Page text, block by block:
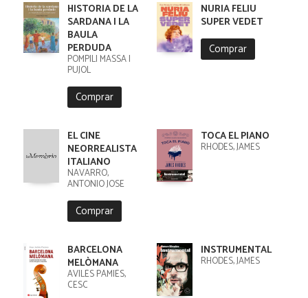
HISTORIA DE LA
SARDANA I LA
BAULA
PERDUDA
POMPILI MASSA I
PUJOL
Comprar
NURIA FELIU
SUPER VEDET
Comprar
EL CINE
NEORREALISTA
ITALIANO
NAVARRO,
ANTONIO JOSE
Comprar
TOCA EL PIANO
RHODES, JAMES
BARCELONA
MELÒMANA
AVILÉS PÀMIES,
CESC
INSTRUMENTAL
RHODES, JAMES